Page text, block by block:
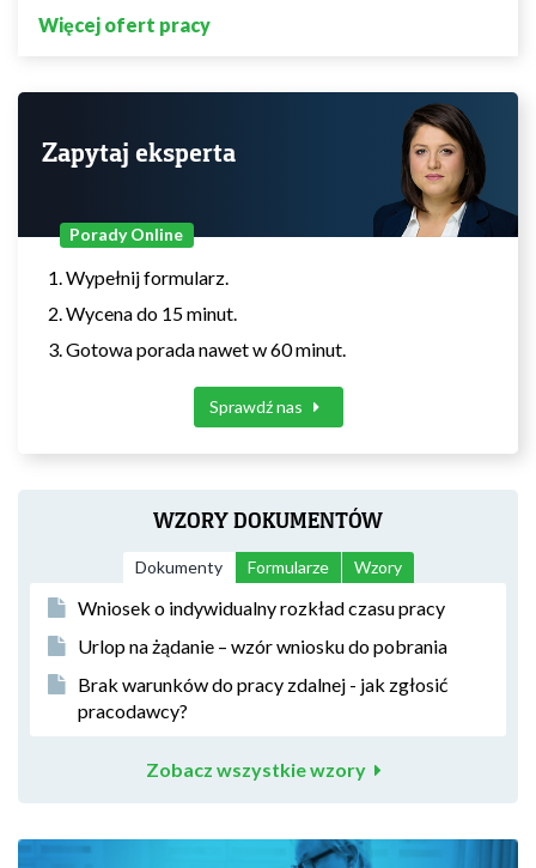
Więcej ofert pracy
Zapytaj eksperta
Porady Online
Wypełnij formularz.
Wycena do 15 minut.
Gotowa porada nawet w 60 minut.
Sprawdź nas
WZORY DOKUMENTÓW
Dokumenty Formularze Wzory
Wniosek o indywidualny rozkład czasu pracy
Urlop na żądanie – wzór wniosku do pobrania
Brak warunków do pracy zdalnej - jak zgłosić
pracodawcy?
Zobacz wszystkie wzory